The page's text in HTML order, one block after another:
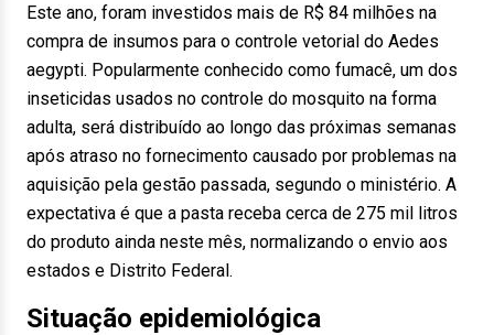
Este ano, foram investidos mais de R$ 84 milhões na
compra de insumos para o controle vetorial do Aedes
aegypti. Popularmente conhecido como fumacê, um dos
inseticidas usados no controle do mosquito na forma
adulta, será distribuído ao longo das próximas semanas
após atraso no fornecimento causado por problemas na
aquisição pela gestão passada, segundo o ministério. A
expectativa é que a pasta receba cerca de 275 mil litros
do produto ainda neste mês, normalizando o envio aos
estados e Distrito Federal.
Situação epidemiológica